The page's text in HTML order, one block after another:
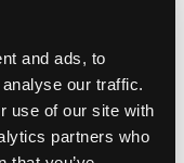
and ads, to
our traffic.
use of our site with
partners who
mangos
La visión de
exótica a una
EE. UU., fue
de mango en el
mango